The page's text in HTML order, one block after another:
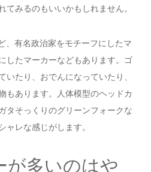
てみるのもいいかもしれません。
、有名政治家をモチーフにしたマ
したマーカーなどもあります。ゴ
いたり、おでんになっていたり、
もあります。人体模型のヘッドカ
タそっくりのグリーンフォークな
ャレな感じがします。
が多いのはや